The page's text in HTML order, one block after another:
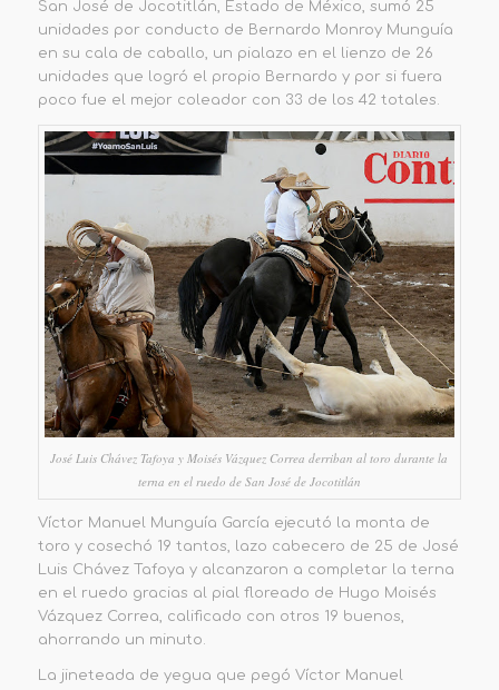
San José de Jocotitlán, Estado de México, sumó 25
unidades por conducto de Bernardo Monroy Munguía
en su cala de caballo, un pialazo en el lienzo de 26
unidades que logró el propio Bernardo y por si fuera
poco fue el mejor coleador con 33 de los 42 totales.
José Luis Chávez Tafoya y Moisés Vázquez Correa derriban al toro durante la
terna en el ruedo de San José de Jocotitlán
Víctor Manuel Munguía García ejecutó la monta de
toro y cosechó 19 tantos, lazo cabecero de 25 de José
Luis Chávez Tafoya y alcanzaron a completar la terna
en el ruedo gracias al pial floreado de Hugo Moisés
Vázquez Correa, calificado con otros 19 buenos,
ahorrando un minuto.
La jineteada de yegua que pegó Víctor Manuel